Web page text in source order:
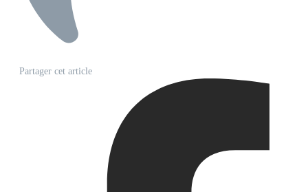
Partager cet article